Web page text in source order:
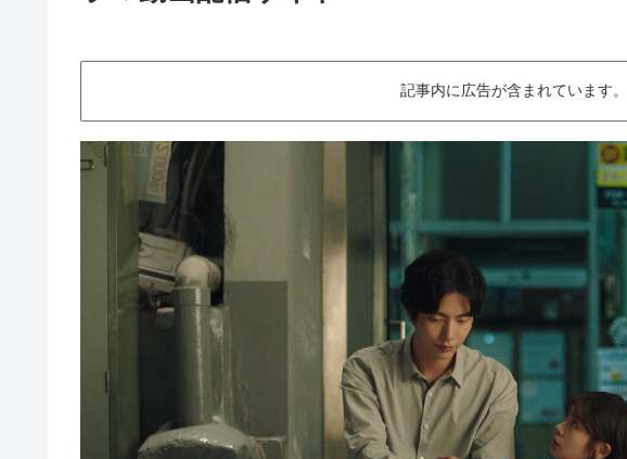
記事内に広告が含まれています。